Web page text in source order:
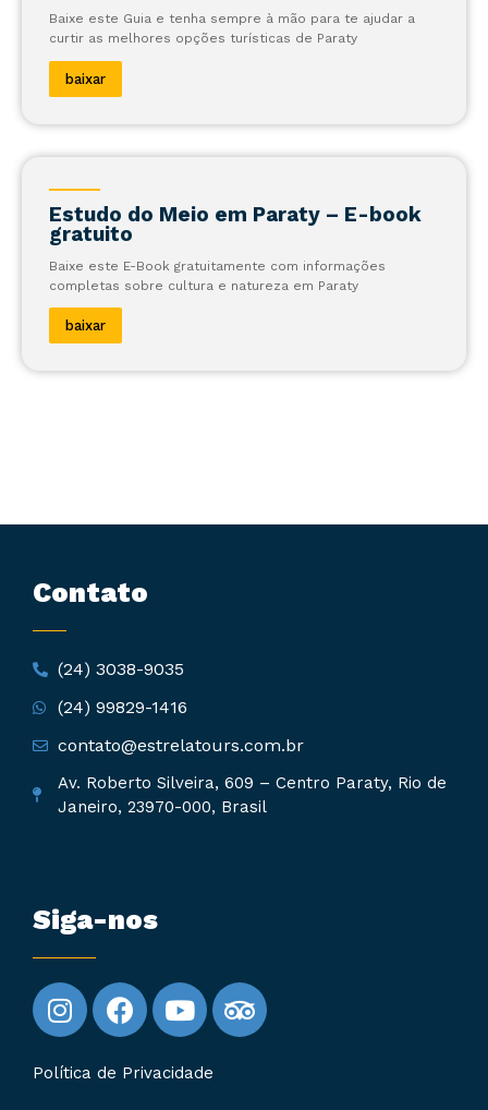
Baixe este Guia e tenha sempre à mão para te ajudar a
curtir as melhores opções turísticas de Paraty
baixar
Estudo do Meio em Paraty – E-book
gratuito
Baixe este E-Book gratuitamente com informações
completas sobre cultura e natureza em Paraty
baixar
Contato
(24) 3038-9035
(24) 99829-1416
contato@estrelatours.com.br
Av. Roberto Silveira, 609 – Centro Paraty, Rio de
Janeiro, 23970-000, Brasil
Siga-nos
Política de Privacidade